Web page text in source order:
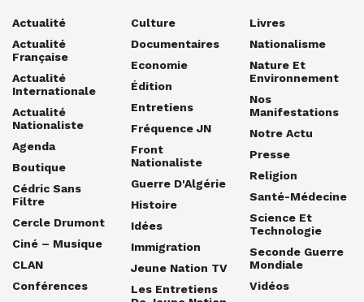
Actualité
Actualité
Française
Actualité
Internationale
Actualité
Nationaliste
Agenda
Boutique
Cédric Sans
Filtre
Cercle Drumont
Ciné – Musique
CLAN
Conférences
Culture
Documentaires
Economie
Édition
Entretiens
Fréquence JN
Front
Nationaliste
Guerre D'Algérie
Histoire
Idées
Immigration
Jeune Nation TV
Les Entretiens
Livres
Nationalisme
Nature Et
Environnement
Nos
Manifestations
Notre Actu
Presse
Religion
Santé-Médecine
Science Et
Technologie
Seconde Guerre
Mondiale
Vidéos